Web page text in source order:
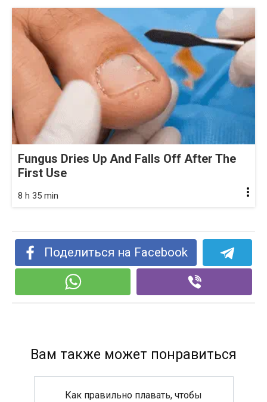
Fungus Dries Up And Falls Off After The
First Use
8 h 35 min
Поделиться на Facebook
Вам также может понравиться
Как правильно плавать, чтобы